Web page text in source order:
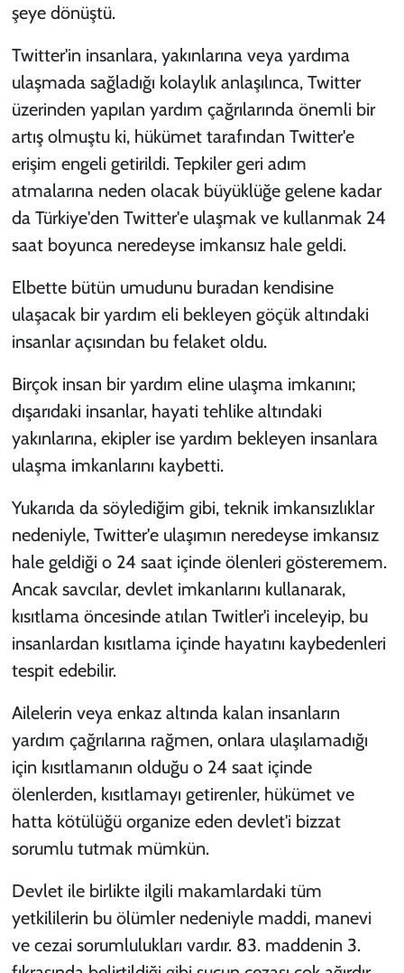
şeye dönüştü.
Twitter'in insanlara, yakınlarına veya yardıma
ulaşmada sağladığı kolaylık anlaşılınca, Twitter
üzerinden yapılan yardım çağrılarında önemli bir
artış olmuştu ki, hükümet tarafından Twitter'e
erişim engeli getirildi. Tepkiler geri adım
atmalarına neden olacak büyüklüğe gelene kadar
da Türkiye'den Twitter'e ulaşmak ve kullanmak 24
saat boyunca neredeyse imkansız hale geldi.
Elbette bütün umudunu buradan kendisine
ulaşacak bir yardım eli bekleyen göçük altındaki
insanlar açısından bu felaket oldu.
Birçok insan bir yardım eline ulaşma imkanını;
dışarıdaki insanlar, hayati tehlike altındaki
yakınlarına, ekipler ise yardım bekleyen insanlara
ulaşma imkanlarını kaybetti.
Yukarıda da söylediğim gibi, teknik imkansızlıklar
nedeniyle, Twitter'e ulaşımın neredeyse imkansız
hale geldiği o 24 saat içinde ölenleri gösteremem.
Ancak savcılar, devlet imkanlarını kullanarak,
kısıtlama öncesinde atılan Twitler'i inceleyip, bu
insanlardan kısıtlama içinde hayatını kaybedenleri
tespit edebilir.
Ailelerin veya enkaz altında kalan insanların
yardım çağrılarına rağmen, onlara ulaşılamadığı
için kısıtlamanın olduğu o 24 saat içinde
ölenlerden, kısıtlamayı getirenler, hükümet ve
hatta kötülüğü organize eden devlet'i bizzat
sorumlu tutmak mümkün.
Devlet ile birlikte ilgili makamlardaki tüm
yetkililerin bu ölümler nedeniyle maddi, manevi
ve cezai sorumlulukları vardır. 83. maddenin 3.